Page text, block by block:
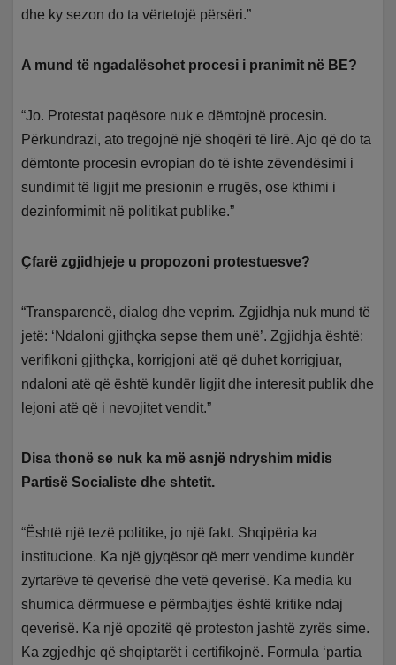
dhe ky sezon do ta vërtetojë përsëri.”
A mund të ngadalësohet procesi i pranimit në BE?
“Jo. Protestat paqësore nuk e dëmtojnë procesin.
Përkundrazi, ato tregojnë një shoqëri të lirë. Ajo që do ta
dëmtonte procesin evropian do të ishte zëvendësimi i
sundimit të ligjit me presionin e rrugës, ose kthimi i
dezinformimit në politikat publike.”
Çfarë zgjidhjeje u propozoni protestuesve?
“Transparencë, dialog dhe veprim. Zgjidhja nuk mund të
jetë: ‘Ndaloni gjithçka sepse them unë’. Zgjidhja është:
verifikoni gjithçka, korrigjoni atë që duhet korrigjuar,
ndaloni atë që është kundër ligjit dhe interesit publik dhe
lejoni atë që i nevojitet vendit.”
Disa thonë se nuk ka më asnjë ndryshim midis
Partisë Socialiste dhe shtetit.
“Është një tezë politike, jo një fakt. Shqipëria ka
institucione. Ka një gjyqësor që merr vendime kundër
zyrtarëve të qeverisë dhe vetë qeverisë. Ka media ku
shumica dërrmuese e përmbajtjes është kritike ndaj
qeverisë. Ka një opozitë që proteston jashtë zyrës sime.
Ka zgjedhje që shqiptarët i certifikojnë. Formula ‘partia